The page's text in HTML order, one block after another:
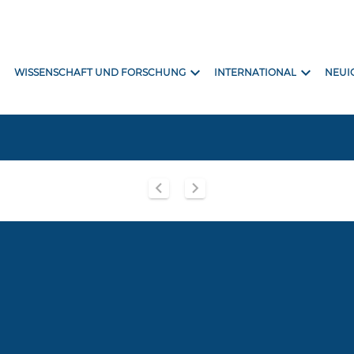
WISSENSCHAFT UND FORSCHUNG expand_more INTERNATIONAL expand_more
chevron_left chevron_right